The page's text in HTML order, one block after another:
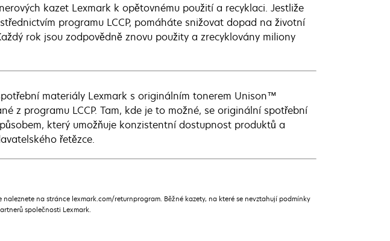
kazet Lexmark k opětovnému použití a recyklaci. Jestliže
programu LCCP, pomáháte snižovat dopad na životní
rok jsou zodpovědně znovu použity a zrecyklovány miliony
materiály Lexmark s originálním tonerem Unison™
z programu LCCP. Tam, kde je to možné, se originální spotřební
který umožňuje konzistentní dostupnost produktů a
řetězce.
na stránce lexmark.com/returnprogram. Běžné kazety, na které se nevztahují podmínky
společnosti Lexmark.